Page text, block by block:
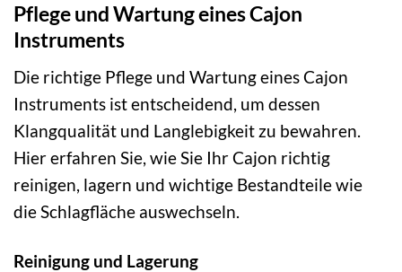
Pflege und Wartung eines Cajon
Instruments
Die richtige Pflege und Wartung eines Cajon
Instruments ist entscheidend, um dessen
Klangqualität und Langlebigkeit zu bewahren.
Hier erfahren Sie, wie Sie Ihr Cajon richtig
reinigen, lagern und wichtige Bestandteile wie
die Schlagfläche auswechseln.
Reinigung und Lagerung